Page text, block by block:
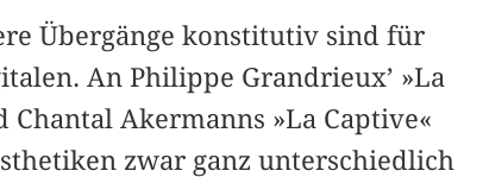
Übergänge konstitutiv sind für
An Philippe Grandrieux’ »La
Akermanns »La Captive«
zwar ganz unterschiedlich